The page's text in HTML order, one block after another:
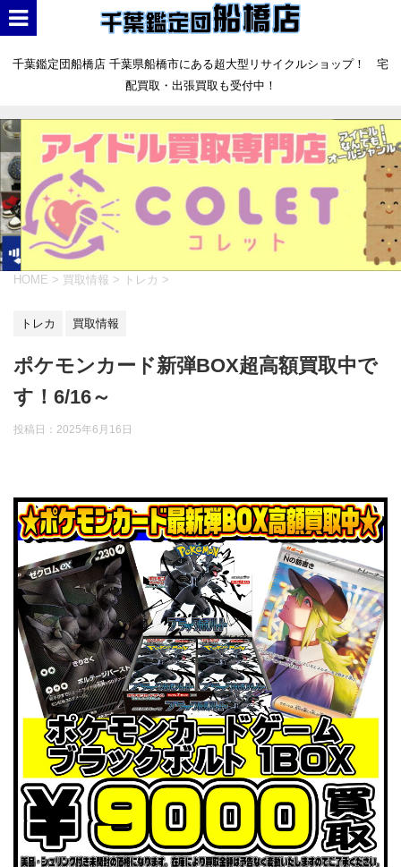
千葉鑑定団船橋店 千葉県船橋市にある超大型リサイクルショップ！ 宅
配買取・出張買取も受付中！
HOME > 買取情報 > トレカ >
トレカ 買取情報
ポケモンカード新弾BOX超高額買取中で
す！6/16～
投稿日： 2025年6月16日